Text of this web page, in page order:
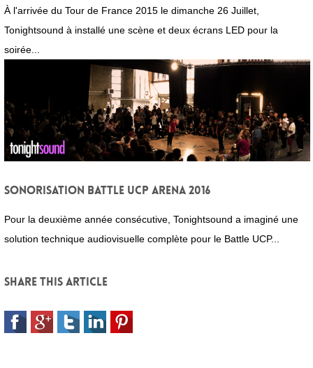
À l'arrivée du Tour de France 2015 le dimanche 26 Juillet,
Tonightsound à installé une scène et deux écrans LED pour la
soirée...
Sonorisation Battle UCP ARENA 2016
Pour la deuxième année consécutive, Tonightsound a imaginé une
solution technique audiovisuelle complète pour le Battle UCP...
Share this article